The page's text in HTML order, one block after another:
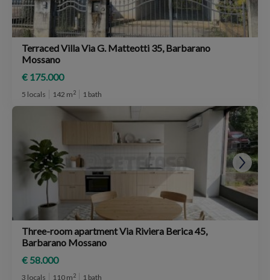
Terraced Villa Via G. Matteotti 35, Barbarano
Mossano
€ 175.000
5 locals 142 m2 1 bath
Three-room apartment Via Riviera Berica 45,
Barbarano Mossano
€ 58.000
3 locals 110 m2 1 bath